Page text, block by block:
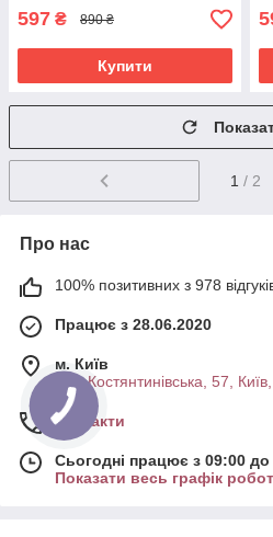
597 ₴ 890 ₴
Купити
1 / 2
Про нас
100% позитивних з 978
Працює з 28.06.2020
м. Київ
вул. Костянтинівська, 57,
Контакти
Сьогодні працює з 09:00 до
Показати весь графік